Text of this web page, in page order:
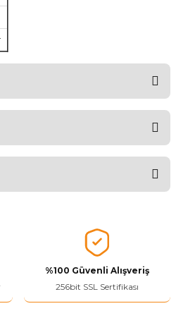
ederiz.
görüntülenemiyor.
%100 Güvenli Alışveriş
256bit SSL Sertifikası